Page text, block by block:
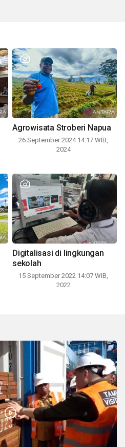
Agrowisata Stroberi Napua
26 September 2024 14:17 WIB,
2024
Digitalisasi di lingkungan
sekolah
15 September 2022 14:07 WIB,
2022